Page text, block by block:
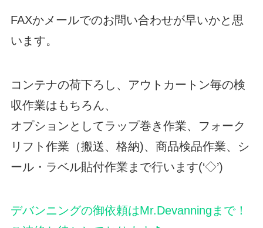
FAXかメールでのお問い合わせが早いかと思
います。
コンテナの荷下ろし、アウトカートン毎の検
収作業はもちろん、
オプションとしてラップ巻き作業、フォーク
リフト作業（搬送、格納)、商品検品作業、シ
ール・ラベル貼付作業まで行います(‘◇’)ゞ
デバンニングの御依頼はMr.Devanningまで！